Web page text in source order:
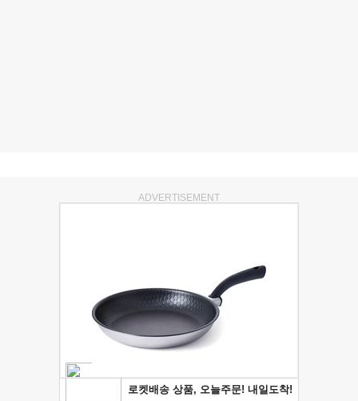
ADVERTISEMENT